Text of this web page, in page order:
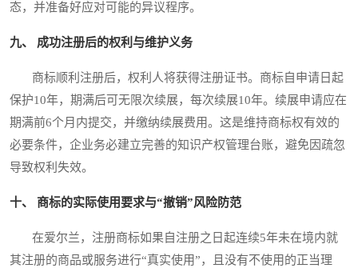
态，并准备好应对可能的异议程序。
九、 成功注册后的权利与维护义务
商标顺利注册后，权利人将获得注册证书。商标自申请日起
保护10年，期满后可无限次续展，每次续展10年。续展申请应在
期满前6个月内提交，并缴纳续展费用。这是维持商标权有效的
必要条件，企业务必建立完善的知识产权管理台账，避免因疏忽
导致权利失效。
十、 商标的实际使用要求与“撤销”风险防范
在爱尔兰，注册商标如果自注册之日起连续5年未在境内就
其注册的商品或服务进行“真实使用”，且没有不使用的正当理